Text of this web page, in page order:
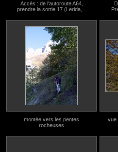
Accès : de l'autoroute A64,
prendre la sortie 17 (Lerida,...
montée vers les pentes
rocheuses
vue